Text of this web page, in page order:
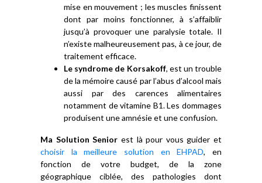
mise en mouvement ; les muscles finissent
dont par moins fonctionner, à s’affaiblir
jusqu’à provoquer une paralysie totale. Il
n’existe malheureusement pas, à ce jour, de
traitement efficace.
Le syndrome de Korsakoff, est un trouble
de la mémoire causé par l’abus d’alcool mais
aussi par des carences alimentaires
notamment de vitamine B1. Les dommages
produisent une amnésie et une confusion.
Ma Solution Senior est là pour vous guider et
choisir la meilleure solution en EHPAD, en
fonction de votre budget, de la zone
géographique ciblée, des pathologies dont